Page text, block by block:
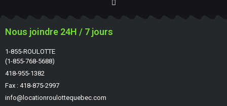
Nous joindre 24H / 7 jours
1-855-ROULOTTE
(1-855-768-5688)
418-955-1382
Fax : 418-875-2997
info@locationroulottequebec.com